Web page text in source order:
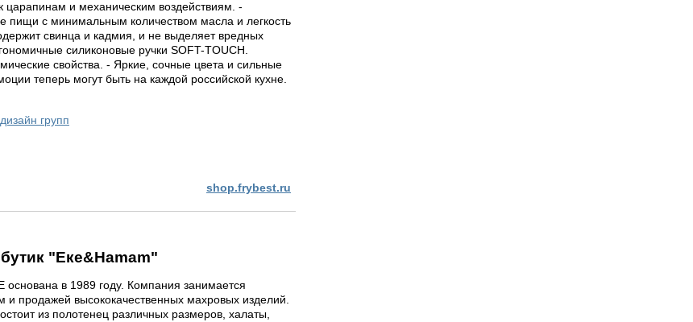
царапинам и механическим воздействиям. -
пищи с минимальным количеством масла и легкость
свинца и кадмия, и не выделяет вредных
силиконовые ручки SOFT-TOUCH.
свойства. - Яркие, сочные цвета и сильные
теперь могут быть на каждой российской кухне.
групп
shop.frybest.ru
"Еке&Hamam"
основана в 1989 году. Компания занимается
и продажей высококачественных махровых изделий.
из полотенец различных размеров, халаты,